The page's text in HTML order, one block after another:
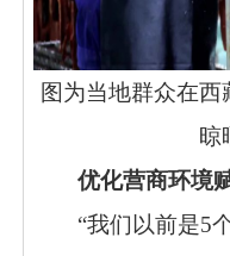
图为当地群众在
晾
优化营商环境
“我们以前是5